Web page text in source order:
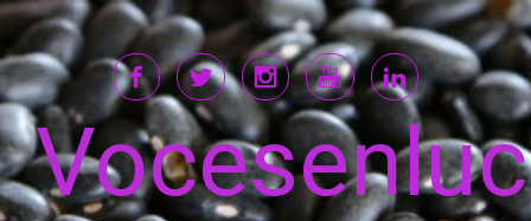
Saltar al contenido principal